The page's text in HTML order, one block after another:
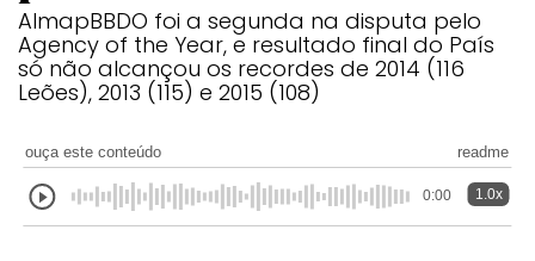
Creative Brand
Creative
Business
Creative
Commerce
Creative Data
Entertainment
Entertainment
for Gaming
Entertainment
for Music
Entertainment
Innovation
Luxury
Media
Outdoor
Goals
Titanium
Experience &
Activation
Creative B2B
Creative Brand
Creative
Business
Direct
Entertainment
Entertainment
for Gaming
Wellness
Industry
Craft
Innovation
Luxury
Creator
Sustainable
Titanium
AlmapBBDO foi a segunda na disputa pelo
Agency of the Year, e resultado final do País
só não alcançou os recordes de 2014 (116
Leões), 2013 (115) e 2015 (108)
ouça este conteúdo readme
0:00 1.0x